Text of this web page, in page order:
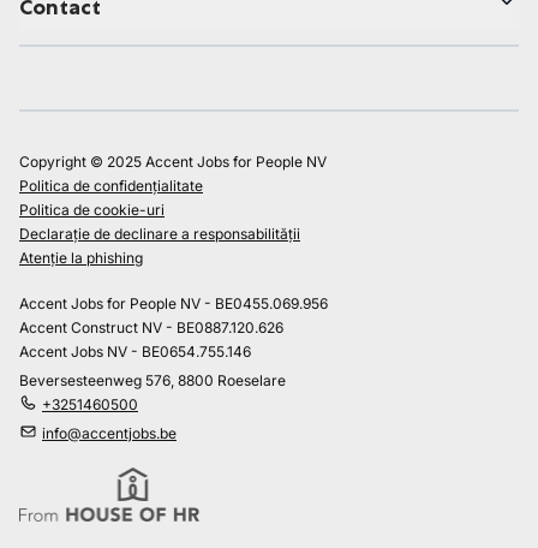
Contact
Copyright © 2025 Accent Jobs for People NV
Politica de confidențialitate
Politica de cookie-uri
Declarație de declinare a responsabilității
Atenție la phishing
Accent Jobs for People NV - BE0455.069.956
Accent Construct NV - BE0887.120.626
Accent Jobs NV - BE0654.755.146
Beversesteenweg 576, 8800 Roeselare
+3251460500
info@accentjobs.be